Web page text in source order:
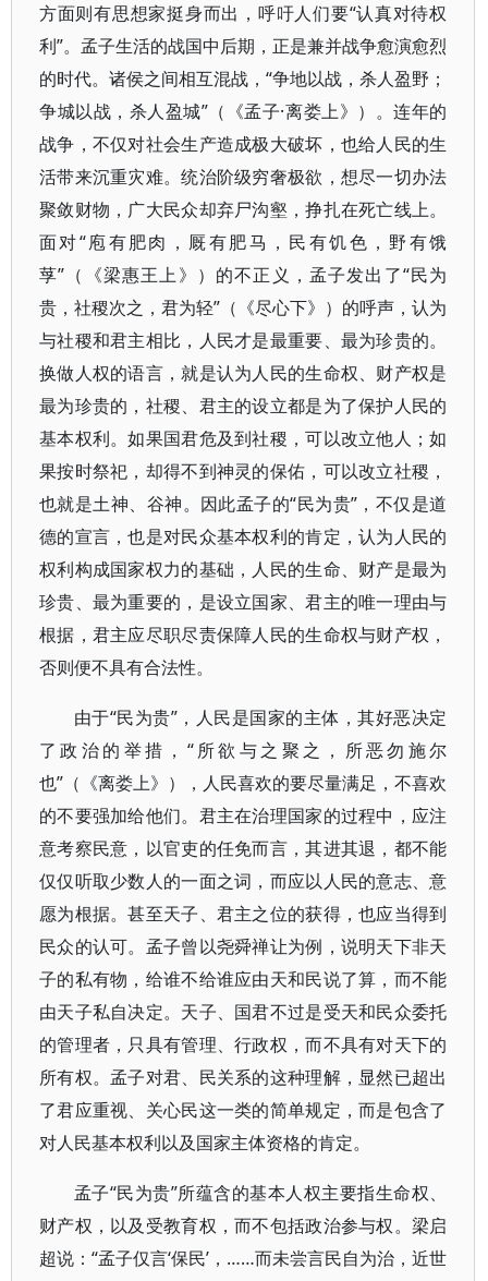
方面则有思想家挺身而出，呼吁人们要“认真对待权
利”。孟子生活的战国中后期，正是兼并战争愈演愈烈
的时代。诸侯之间相互混战，“争地以战，杀人盈野；
争城以战，杀人盈城”（《孟子·离娄上》）。连年的
战争，不仅对社会生产造成极大破坏，也给人民的生
活带来沉重灾难。统治阶级穷奢极欲，想尽一切办法
聚敛财物，广大民众却弃尸沟壑，挣扎在死亡线上。
面对“庖有肥肉，厩有肥马，民有饥色，野有饿
莩”（《梁惠王上》）的不正义，孟子发出了“民为
贵，社稷次之，君为轻”（《尽心下》）的呼声，认为
与社稷和君主相比，人民才是最重要、最为珍贵的。
换做人权的语言，就是认为人民的生命权、财产权是
最为珍贵的，社稷、君主的设立都是为了保护人民的
基本权利。如果国君危及到社稷，可以改立他人；如
果按时祭祀，却得不到神灵的保佑，可以改立社稷，
也就是土神、谷神。因此孟子的“民为贵”，不仅是道
德的宣言，也是对民众基本权利的肯定，认为人民的
权利构成国家权力的基础，人民的生命、财产是最为
珍贵、最为重要的，是设立国家、君主的唯一理由与
根据，君主应尽职尽责保障人民的生命权与财产权，
否则便不具有合法性。
由于“民为贵”，人民是国家的主体，其好恶决定
了政治的举措，“所欲与之聚之，所恶勿施尔
也”（《离娄上》），人民喜欢的要尽量满足，不喜欢
的不要强加给他们。君主在治理国家的过程中，应注
意考察民意，以官吏的任免而言，其进其退，都不能
仅仅听取少数人的一面之词，而应以人民的意志、意
愿为根据。甚至天子、君主之位的获得，也应当得到
民众的认可。孟子曾以尧舜禅让为例，说明天下非天
子的私有物，给谁不给谁应由天和民说了算，而不能
由天子私自决定。天子、国君不过是受天和民众委托
的管理者，只具有管理、行政权，而不具有对天下的
所有权。孟子对君、民关系的这种理解，显然已超出
了君应重视、关心民这一类的简单规定，而是包含了
对人民基本权利以及国家主体资格的肯定。
孟子“民为贵”所蕴含的基本人权主要指生命权、
财产权，以及受教育权，而不包括政治参与权。梁启
超说：“孟子仅言‘保民’，……而未尝言民自为治，近世